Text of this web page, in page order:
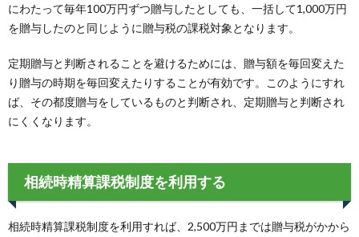
にわたって毎年100万円ずつ贈与したとしても、一括して1,000万円
を贈与したのと同じように贈与税の課税対象となります。
定期贈与と判断されることを避けるためには、贈与額を毎回変えた
り贈与の時期を毎回変えたりすることが有効です。このようにすれ
ば、その都度贈与をしているものと判断され、定期贈与と判断され
にくくなります。
相続時精算課税制度を利用する
相続時精算課税制度を利用すれば、2,500万円までは贈与税がかから